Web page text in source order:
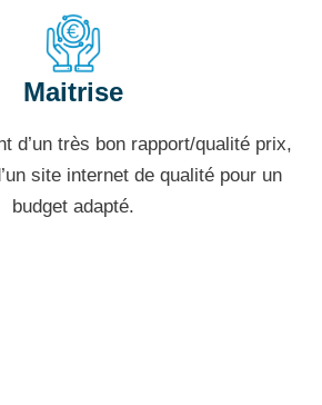
Maitrise
d’un très bon rapport/qualité prix,
site internet de qualité pour un
budget adapté.